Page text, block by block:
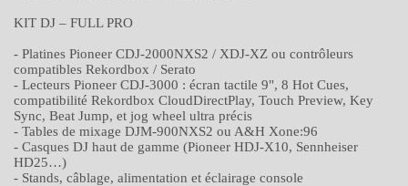
KIT DJ – FULL PRO
- Platines Pioneer CDJ-2000NXS2 / XDJ-XZ ou contrôleurs
compatibles Rekordbox / Serato
- Lecteurs Pioneer CDJ-3000 : écran tactile 9", 8 Hot Cues,
compatibilité Rekordbox CloudDirectPlay, Touch Preview, Key
Sync, Beat Jump, et jog wheel ultra précis
- Tables de mixage DJM-900NXS2 ou A&H Xone:96
- Casques DJ haut de gamme (Pioneer HDJ-X10, Sennheiser
HD25…)
- Stands, câblage, alimentation et éclairage console